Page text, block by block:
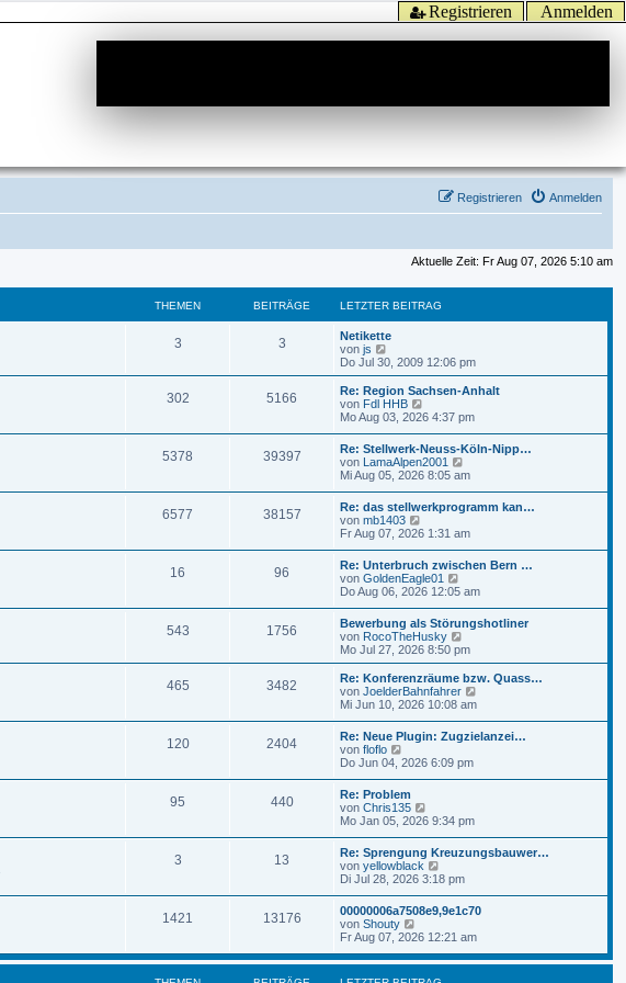
Anmelden
Registrieren
Anmelden
Registrieren
Aktuelle Zeit: Fr Aug 07, 2026 5:10 am
THEMEN BEITRÄGE LETZTER BEITRAG
3 3
Netikette
von js
e
u
e
s
t
B
e
i
t
r
a
g
Do Jul 30, 2009 12:06 pm
302 5166
Re: Region Sachsen-Anhalt
von Fdl HHB
e
e
s
t
e
r
B
i
t
r
a
g
Mo Aug 03, 2026 4:37 pm
5378 39397
Re: Stellwerk-Neuss-Köln-Nipp…
von LamaAlpen2001
e
s
e
r
B
i
t
r
a
g
Mi Aug 05, 2026 8:05 am
6577 38157
Re: das stellwerkprogramm kan…
von mb1403
e
e
s
t
e
r
B
e
i
t
r
a
g
Fr Aug 07, 2026 1:31 am
16 96
Re: Unterbruch zwischen Bern …
von GoldenEagle01
e
s
t
e
B
e
i
t
r
g
Do Aug 06, 2026 12:05 am
543 1756
Bewerbung als Störungshotliner
von RocoTheHusky
e
u
e
s
t
B
i
t
g
Mo Jul 27, 2026 8:50 pm
465 3482
Re: Konferenzräume bzw. Quass…
von JoelderBahnfahrer
e
s
r
t
r
a
Mi Jun 10, 2026 10:08 am
120 2404
Re: Neue Plugin: Zugzielanzei…
von floflo
e
s
t
e
r
B
e
i
t
r
a
g
Do Jun 04, 2026 6:09 pm
95 440
Re: Problem
von Chris135
e
e
s
t
e
r
B
i
t
r
a
Mo Jan 05, 2026 9:34 pm
3 13
Re: Sprengung Kreuzungsbauwer…
von yellowblack
e
e
s
e
r
Di Jul 28, 2026 3:18 pm
1421 13176
00000006a7508e9,9e1c70
von Shouty
e
e
Fr Aug 07, 2026 12:21 am